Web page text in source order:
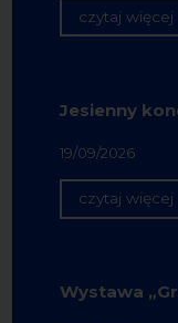
czytaj więcej
Jesienny
19/09/2026
czytaj więcej
Wystawa